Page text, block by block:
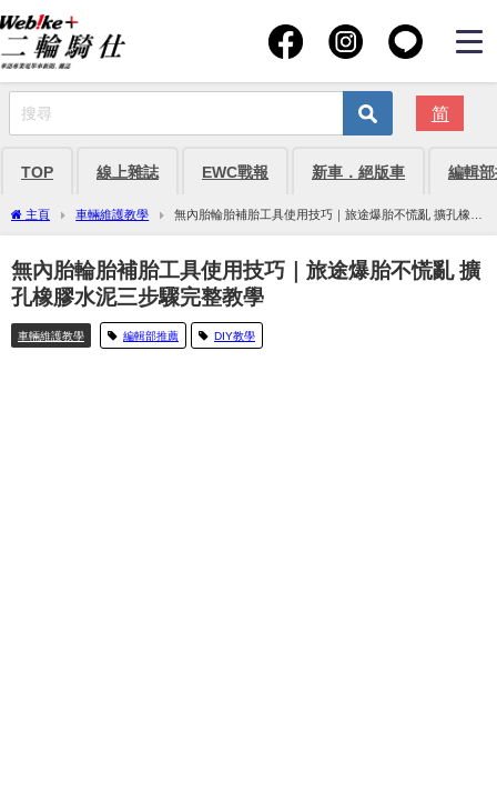
简
TOP 線上雜誌 EWC戰報 新車．絕版車 編輯
主頁 車輛維護教學
無內胎輪胎補胎工具使用技巧｜旅途爆胎不慌亂 擴孔橡膠
水泥三步驟完整教學
無內胎輪胎補胎工具使用技巧｜旅途爆胎不慌亂 擴
孔橡膠水泥三步驟完整教學
車輛維護教學 編輯部推薦 DIY教學